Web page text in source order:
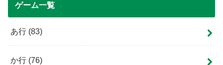
ゲーム一覧
あ行 (83)
か行 (76)